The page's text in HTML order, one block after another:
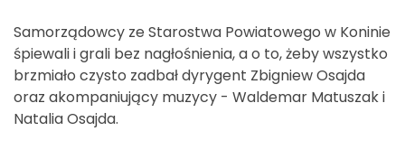
Samorządowcy ze Starostwa Powiatowego w Koninie
śpiewali i grali bez nagłośnienia, a o to, żeby wszystko
brzmiało czysto zadbał dyrygent Zbigniew Osajda
oraz akompaniujący muzycy - Waldemar Matuszak i
Natalia Osajda.